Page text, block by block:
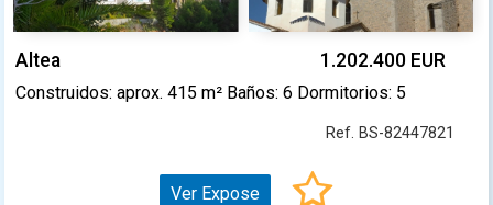
Altea 1.202.400 EUR
Construidos: aprox. 415 m² Baños: 6 Dormitorios: 5
Ref. BS-82447821
Ver Expose